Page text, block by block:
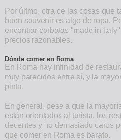
Por últmo, otra de las cosas que
buen souvenir es algo de ropa.
encontrar corbatas "made in
precios razonables.
Dónde comer en Roma
En Roma hay infinidad de
muy parecidos entre sí, y la
pinta.
En general, pese a que la
están orientados al turista, los
decentes y no demasiado caros
que comer en Roma es barato.